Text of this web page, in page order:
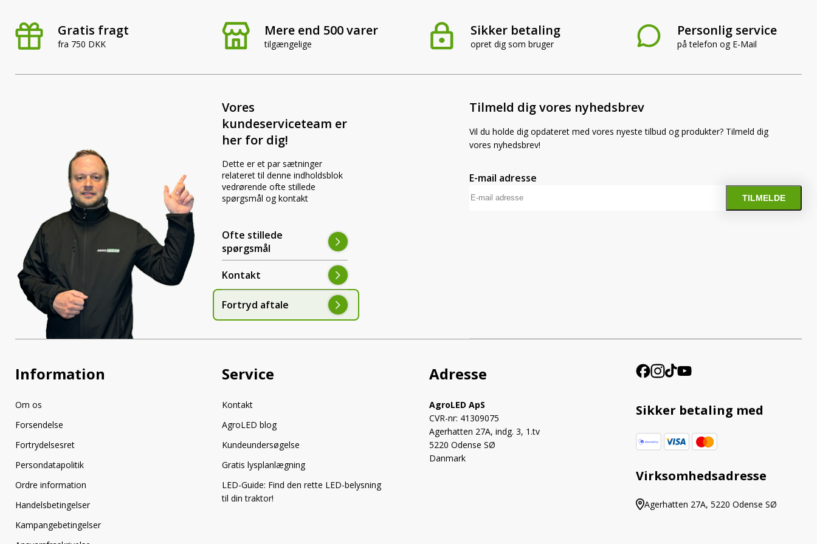
LED-baglygter
LED-rotorblink og
blitzblink
LED-Positionslys og
LED-sprøjtebelysning
LED-fordelspakker til
traktorer
LED-armaturer og
LED-værkstedslys
Stik, kabelbindere og
relæer til traktor og
landbrug
LED Guide
Find nemt den rigtige belysning til din traktor
Gratis fragt
fra 750 DKK
Mere end 500 varer
tilgængelige
Sikker betaling
opret dig som bruger
Personlig service
på telefon og E-Mail
Vores
kundeserviceteam er
her for dig!
Dette er et par sætninger
relateret til denne indholdsblok
vedrørende ofte stillede
spørgsmål og kontakt
Ofte stillede
spørgsmål
Kontakt
Fortryd aftale
Tilmeld dig vores nyhedsbrev
Vil du holde dig opdateret med vores nyeste tilbud og produkter? Tilmeld dig
vores nyhedsbrev!
E-mail adresse
Information
Om os
Forsendelse
Fortrydelsesret
Persondatapolitik
Ordre information
Handelsbetingelser
Kampangebetingelser
Service
Kontakt
AgroLED blog
Kundeundersøgelse
Gratis lysplanlægning
LED-Guide: Find den rette LED-belysning
til din traktor!
Adresse
AgroLED ApS
CVR-nr: 41309075
Agerhatten 27A, indg. 3, 1.tv
5220 Odense SØ
Danmark
Sikker betaling med
Virksomhedsadresse
Agerhatten 27A, 5220 Odense SØ